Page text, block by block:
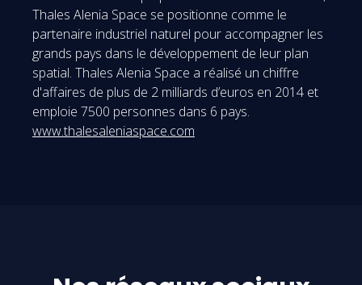
Thales Alenia Space se positionne comme le
partenaire industriel naturel pour accompagner les
grands pays dans le développement de leur plan
spatial. Thales Alenia Space a réalisé un chiffre
d'affaires de plus de 2 milliards d’euros en 2014 et
emploie 7500 personnes dans 6 pays.
www.thalesaleniaspace.com